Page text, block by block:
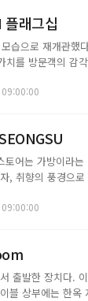
래그십
습으로 재개관했
를 방문객의 감
어는 가방이라
, 취향의 풍경으
화할 수 있는 구
출발한 장치다.
블 상부에는 한